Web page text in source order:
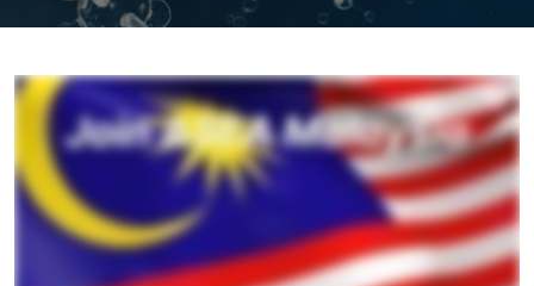
All ASEA Products
ASEA Redox Supplement